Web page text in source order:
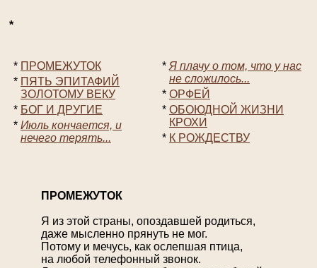
*
* ПРОМЕЖУТОК
* ПЯТЬ ЭПИТАФИЙ
ЗОЛОТОМУ ВЕКУ
* БОГ И ДРУГИЕ
* Июль кончается, и
нечего терять...
* Я плачу о том, что у нас
не сложилось...
* ОРФЕЙ
* ОБОЮДНОЙ ЖИЗНИ
КРОХИ
* К РОЖДЕСТВУ
П РОМЕЖУТОК
Я из этой страны, опоздавшей родиться,
даже мысленно прянуть не мог.
Потому и мечусь, как ослепшая птица,
на любой телефонный звонок.